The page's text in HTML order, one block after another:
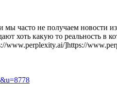
часто не получаем новости
хоть какую то реальность в
]https://